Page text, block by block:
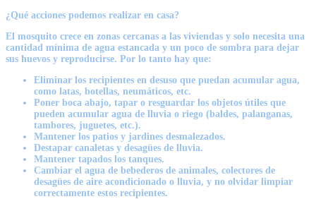
¿Qué acciones podemos realizar en casa?
El mosquito crece en zonas cercanas a las viviendas y solo necesita una
cantidad mínima de agua estancada y un poco de sombra para dejar
sus huevos y reproducirse. Por lo tanto hay que:
Eliminar los recipientes en desuso que puedan acumular agua,
como latas, botellas, neumáticos, etc.
Poner boca abajo, tapar o resguardar los objetos útiles que
pueden acumular agua de lluvia o riego (baldes, palanganas,
tambores, juguetes, etc.).
Mantener los patios y jardines desmalezados.
Destapar canaletas y desagües de lluvia.
Mantener tapados los tanques.
Cambiar el agua de bebederos de animales, colectores de
desagües de aire acondicionado o lluvia, y no olvidar limpiar
correctamente estos recipientes.